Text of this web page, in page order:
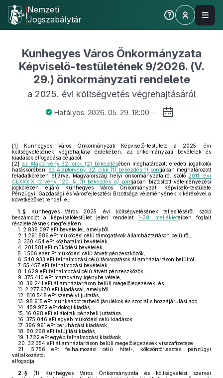
Nemzeti
Jogszabálytár
Kunhegyes Város Önkormányzata
Képviselő-testületének 9/2026. (V.
29.) önkormányzati rendelete
a 2025. évi költségvetés végrehajtásáról
Hatályos: 2026. 05. 29. 18:00 –
[1] Kunhegyes Város Önkormányzati Képviselő-testülete a 2025. évi
költségvetésének végrehajtása érdekében, az önkormányzati bevételek és
kiadások elfogadása céljából,
[2] az Alaptörvény 32. cikk (2) bekezdésében meghatározott eredeti jogalkotói
hatáskörében,az Alaptörvény 32. cikk (1) bekezdés f) pontjában meghatározott
feladatkörében eljárva, Magyarország helyi önkormányzatairól szóló 2011. évi
CLXXXIX. törvény 120. § (1) bekezdés a) pontjában biztosított véleményezési
jogkörében eljáró Kunhegyes Város Önkormányzati Képviselő-testülete
Pénzügyi, Gazdasági és Városfejlesztési Bizottsága véleményének kikérésével a
következőket rendeli el:
1. § Kunhegyes Város 2025. évi költségvetésének teljesítéséről szóló
beszámolót a képviselőtestület jelen rendelet 1-28. mellékleteiben foglalt
részletezésnek megfelelően
1.
2.838.097 eFt bevétellel, amelyből
2. 1.291.886 eFt működési célú támogatások államháztartáson belülről,
3. 330.454 eFt közhatalmi bevételek,
4.
201.581 eFt működési bevételek,
5. 1.506 ezer Ft működési célú átvett pénzeszközök,
6. 540.933 eFt felhalmozási célú támogatások államháztartáson belülről,
7. 55.457 eFt felhalmozási bevételek,
8. 1.629 eFt felhalmozási célú átvett pénzeszközök,
9. 375.410 eFt maradvány igénybe vétele,
10. 39.241 eFt államháztartáson belüli megelőlegezések, és
11.
2.277.670 eFt kiadással, amelyből
12.
810.548 eFt személyi juttatás,
13.
98.915 eFt munkaadót terhelő járulékok és szociális hozzájárulási adó,
14. 459.972 eFt dologi kiadás,
15. 16.098 eFt ellátottak pénzbeli juttatása,
16. 375.046 eFt egyéb működési célú kiadások,
17. 396.991 eFt beruházási kiadások,
18.
80.268 eFt felújítási kiadás,
19. 1.722 eFt egyéb felhalmozási kiadások,
20. 32.354 eFt államháztartáson belüli megelőlegezések visszafizetése,
21.
5.756 eFt felhalmozási célú hitel-, kölcsöntörlesztés pénzügyi
vállalkozástól
elfogadja.
2. § (1) Kunhegyes Város Önkormányzata és költségvetési szervei